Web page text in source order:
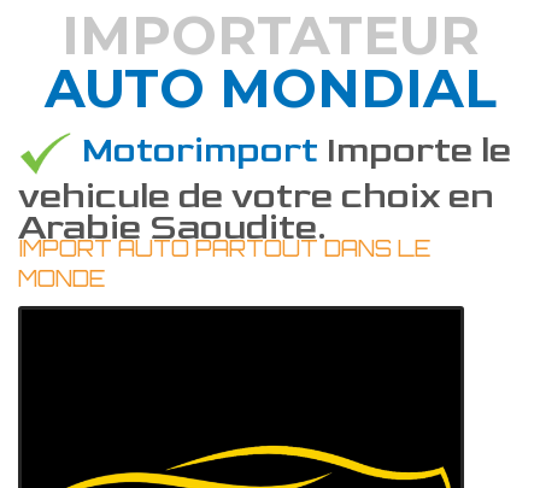
DÉCOUVREZ COMMENT
IMPORTATEUR
AUTO MONDIAL
Motorimport Importe le
vehicule de votre choix en
Arabie Saoudite.
IMPORT AUTO PARTOUT DANS LE
MONDE